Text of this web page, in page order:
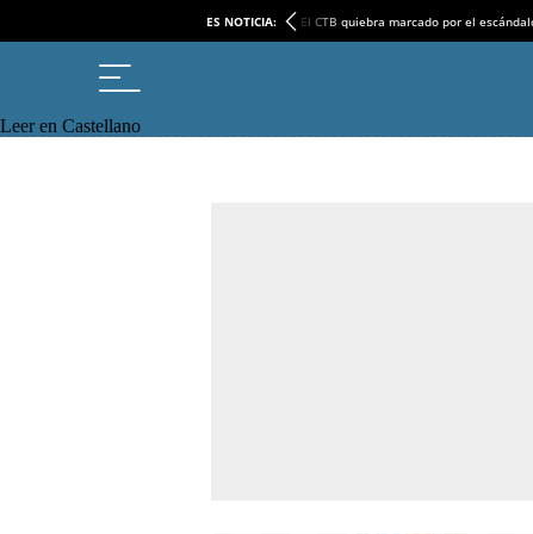
ES NOTICIA: El CTB quiebra marcado por el
Leer en Castellano